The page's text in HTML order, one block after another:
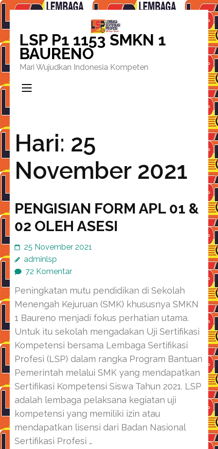
ke
konten
(Tekan
Enter)
LSP P1 1153 SMKN 1
BAURENO
Mari Wujudkan Indonesia Kompeten
Hari: 25
November 2021
PENGISIAN FORM APL 01 &
02 OLEH ASESI
25 November 2021
adminlsp
72 Komentar
Peningkatan mutu pendidikan di Sekolah
Menengah Kejuruan (SMK) khususnya SMKN
1 Baureno menjadi fokus perhatian utama.
Untuk itu sekolah mengadakan Uji Sertifikasi
Kompetensi bersama Lembaga Sertifikasi
Profesi (LSP) dalam rangka Program Bantuan
Pemerintah melalui SMK yang mendapatkan
Sertifikasi Kompetensi Siswa Tahun 2021. LSP
adalah lembaga pelaksana kegiatan uji
kompetensi yang memiliki izin atau
mendapatkan lisensi dari Badan Nasional
Sertifikasi Profesi …